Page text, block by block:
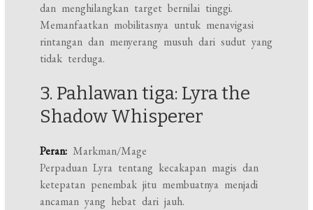
dan menghilangkan target bernilai tinggi.
Memanfaatkan mobilitasnya untuk menavigasi
rintangan dan menyerang musuh dari sudut yang
tidak terduga.
3. Pahlawan tiga: Lyra the
Shadow Whisperer
Peran: Markman/Mage
Perpaduan Lyra tentang kecakapan magis dan
ketepatan penembak jitu membuatnya menjadi
ancaman yang hebat dari jauh.